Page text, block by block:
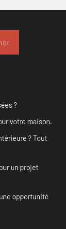
?
votre maison.
? Tout
un projet
opportunité